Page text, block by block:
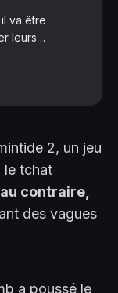
va être
leurs
2, un jeu
le tchat
contraire,
des vagues
a poussé le